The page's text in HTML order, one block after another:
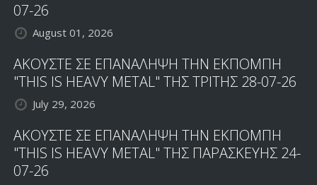
07-26
August 01, 2026
ΑΚΟΥΣΤΕ ΣΕ ΕΠΑΝΑΛΗΨΗ ΤΗΝ ΕΚΠΟΜΠΗ
"THIS IS HEAVY METAL" ΤΗΣ ΤΡΙΤΗΣ 28-07-26
July 29, 2026
ΑΚΟΥΣΤΕ ΣΕ ΕΠΑΝΑΛΗΨΗ ΤΗΝ ΕΚΠΟΜΠΗ
"THIS IS HEAVY METAL" ΤΗΣ ΠΑΡΑΣΚΕΥΗΣ 24-
07-26